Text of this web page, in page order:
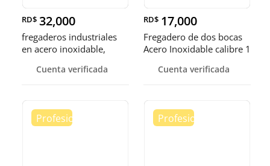
RD$ 32,000
fregaderos industriales
en acero inoxidable,
Cuenta verificada
RD$ 17,000
Fregadero de dos bocas
Acero Inoxidable calibre 1
Cuenta verificada